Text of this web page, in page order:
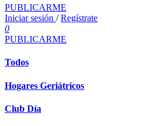
PUBLICARME
Iniciar sesión / Regístrate
0
PUBLICARME
Todos
Hogares Geriátricos
Club Día